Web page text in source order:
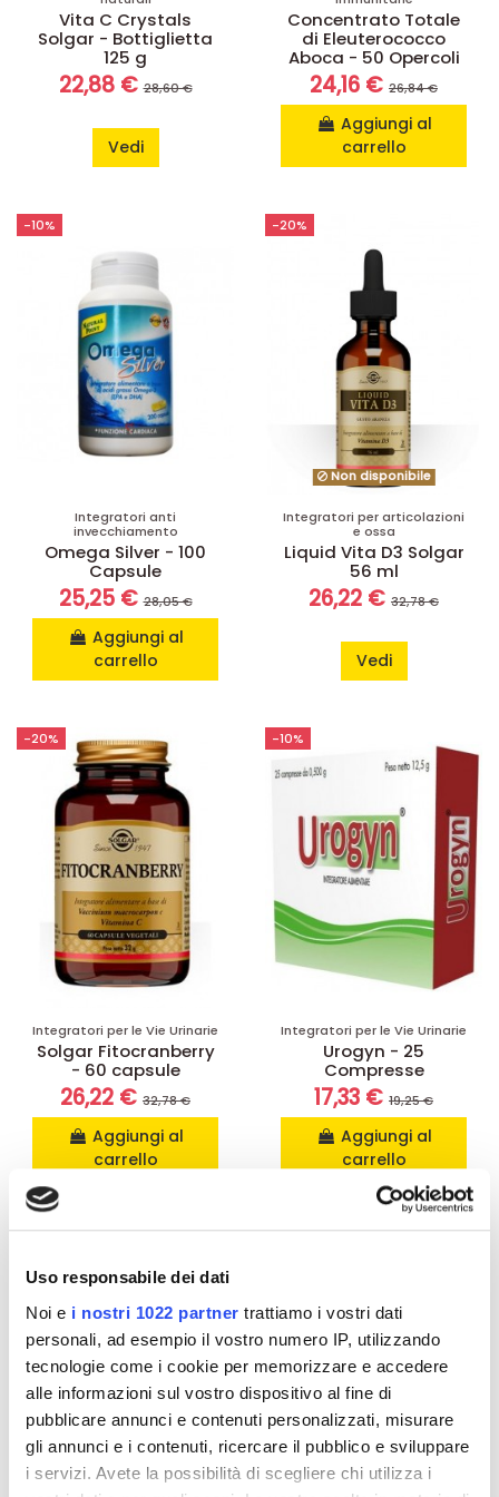
Uso responsabile dei dati
Noi e i nostri 1022 partner trattiamo i vostri dati
personali, ad esempio il vostro numero IP, utilizzando
tecnologie come i cookie per memorizzare e accedere
alle informazioni sul vostro dispositivo al fine di
pubblicare annunci e contenuti personalizzati, misurare
gli annunci e i contenuti, ricercare il pubblico e sviluppare
i servizi. Avete la possibilità di scegliere chi utilizza i
Vita C Crystals
Solgar - Bottiglietta
125 g
22,88 €28,60 €
Vedi
Concentrato Totale
di Eleuterococco
Aboca - 50 Opercoli
24,16 € 26,84 €
Aggiungi al
carrello
-10%
Integratori anti
invecchiamento
Omega Silver - 100
Capsule
25,25 €28,05 €
Aggiungi al
carrello
-20%
Non disponibile
Integratori per articolazioni
e ossa
Liquid Vita D3 Solgar
56 ml
26,22 € 32,78 €
Vedi
-20%
Integratori per le Vie Urinarie
Solgar Fitocranberry
- 60 capsule
26,22 € 32,78 €
Aggiungi al
carrello
-10%
Integratori per le Vie Urinarie
Urogyn - 25
Compresse
17,33 € 19,25 €
Aggiungi al
carrello